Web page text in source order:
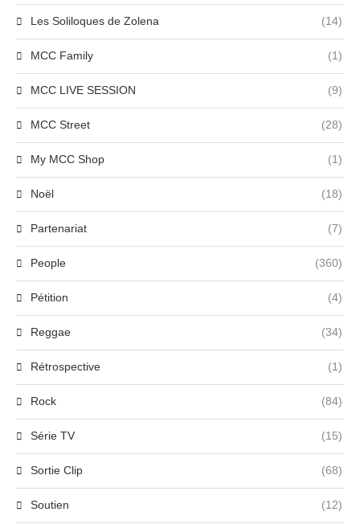
Les Soliloques de Zolena (14)
MCC Family (1)
MCC LIVE SESSION (9)
MCC Street (28)
My MCC Shop (1)
Noël (18)
Partenariat (7)
People (360)
Pétition (4)
Reggae (34)
Rétrospective (1)
Rock (84)
Série TV (15)
Sortie Clip (68)
Soutien (12)